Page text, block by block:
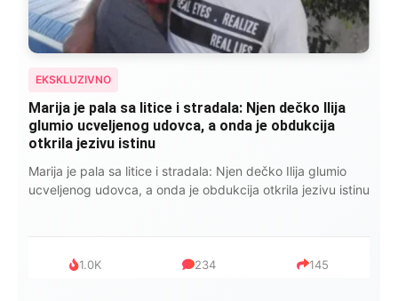
EKSKLUZIVNO
Kad se Marin suprug razbolio ona ga kupala,
pelene mu mijenjala: Jedno jutro je poslao po
čokoladu..
Kad se Marin suprug razbolio ona ga kupala, pelene mu
mijenjala: Jedno jutro je poslao po čokoladu..
999 321 234